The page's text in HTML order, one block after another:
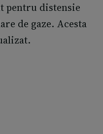
pentru distensie
de gaze. Acesta